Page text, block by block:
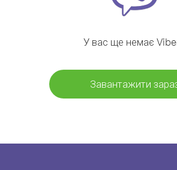
У вас ще немає
Завантажити